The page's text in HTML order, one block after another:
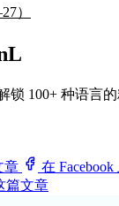
）
锁 100+ 种语言
章
在
篇文章